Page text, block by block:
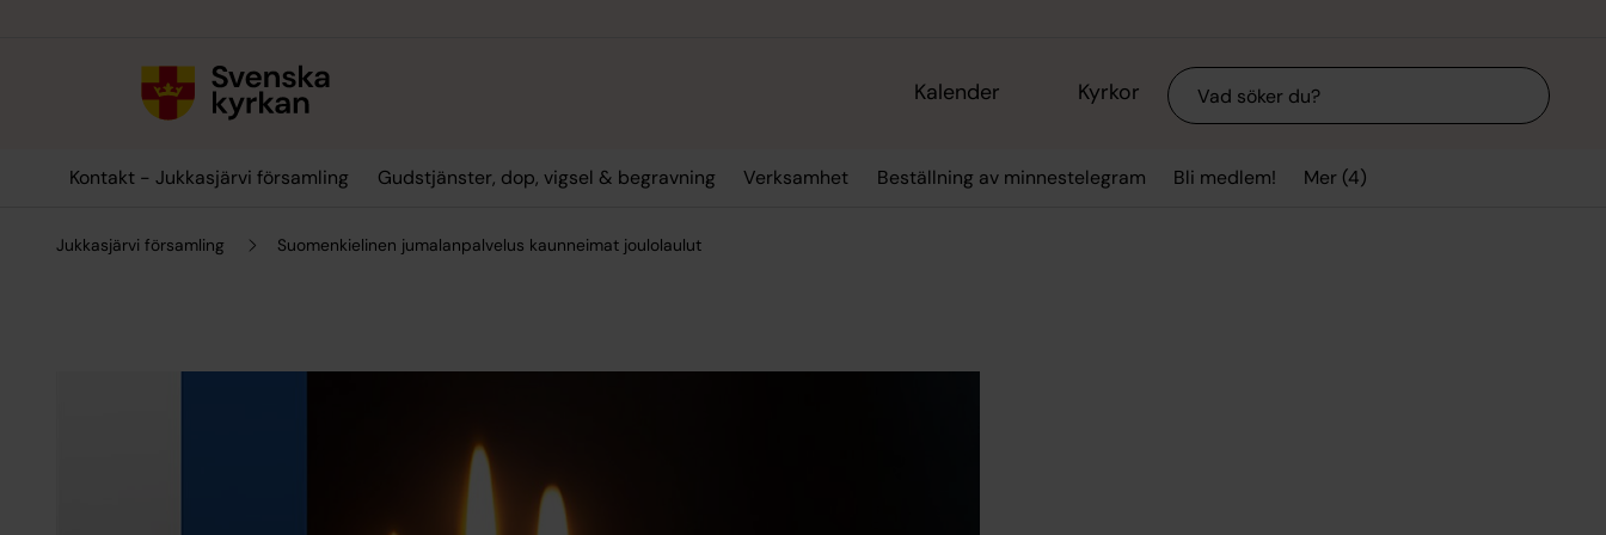
Kalender Kyrkor Sök
Kontakt - Jukkasjärvi församling Gudstjänster, dop, vigsel & begravning Verksamhet Beställning av minnestelegram Bli medlem! Mer (4)
Jukkasjärvi församling Suomenkielinen jumalanpalvelus kaunneimat joulolaulut